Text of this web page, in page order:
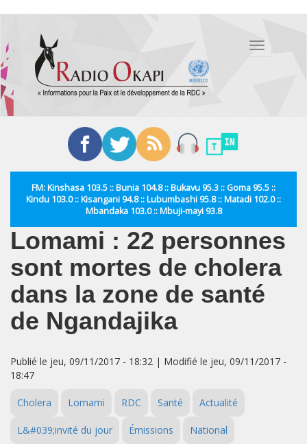
contenu
principal
Toggle
FM: Kinshasa 103.5 :: Bunia 104.8 :: Bukavu 95.3 :: Goma 95.5 ::
Kindu 103.0 :: Kisangani 94.8 :: Lubumbashi 95.8 :: Matadi 102.0 ::
Mbandaka 103.0 :: Mbuji-mayi 93.8
Lomami : 22 personnes
sont mortes de cholera
dans la zone de santé
de Ngandajika
Publié le jeu, 09/11/2017 - 18:32 | Modifié le jeu, 09/11/2017 -
18:47
Cholera Lomami RDC Santé Actualité
L&#039;invité du jour Émissions National